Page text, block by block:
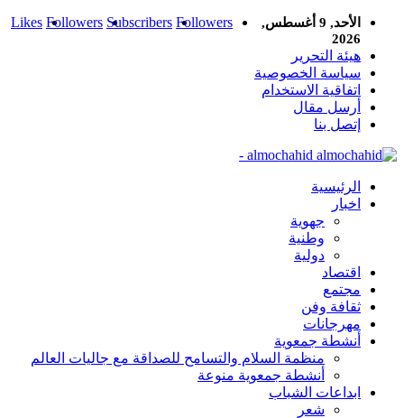
Likes Followers Subscribers Followers
الأحد, 9 أغسطس,
2026
هيئة التحرير
سياسة الخصوصية
اتفاقية الاستخدام
أرسل مقال
إتصل بنا
almochahid -
الرئيسية
اخبار
جهوية
وطنية
دولية
اقتصاد
مجتمع
ثقافة وفن
مهرجانات
أنشطة جمعوية
منظمة السلام والتسامح للصداقة مع جاليات العالم
أنشطة جمعوية منوعة
ابداعات الشباب
شعر